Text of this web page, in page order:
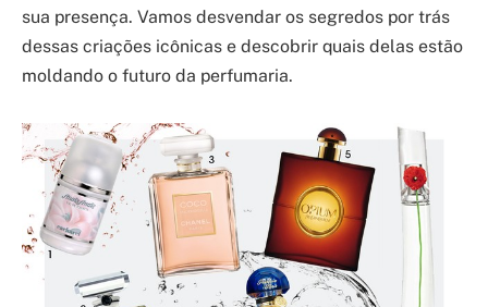
sua presença. Vamos desvendar os segredos por trás
dessas criações icônicas e descobrir quais delas estão
moldando o futuro da perfumaria.